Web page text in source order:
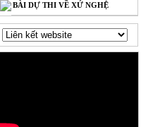
BÀI DỰ THI VỀ XỨ NGHỆ